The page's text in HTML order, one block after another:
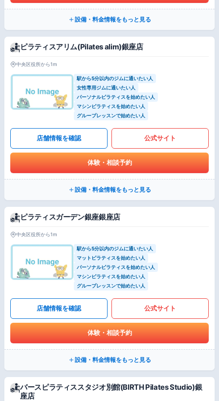
設備・料金情報をもっと見る
ピラティスアリム(Pilates alim)銀座店
中央区役所から1m
駅から5分以内のジムに通いたい人
女性専用ジムに通いたい人
パーソナルピラティスを始めたい人
マシンピラティスを始めたい人
グループレッスンで始めたい人
店舗情報を確認 公式サイト
体験・相談予約
設備・料金情報をもっと見る
ピラティスガーデン銀座銀座店
中央区役所から1m
駅から5分以内のジムに通いたい人
マットピラティスを始めたい人
パーソナルピラティスを始めたい人
マシンピラティスを始めたい人
グループレッスンで始めたい人
店舗情報を確認 公式サイト
体験・相談予約
設備・料金情報をもっと見る
バースピラティススタジオ別館(BIRTH Pilates Studio)銀
座店